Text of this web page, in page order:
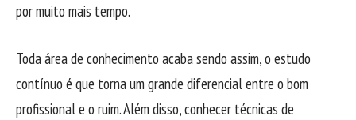
por muito mais tempo.
Toda área de conhecimento acaba sendo assim, o estudo
contínuo é que torna um grande diferencial entre o bom
profissional e o ruim. Além disso, conhecer técnicas de